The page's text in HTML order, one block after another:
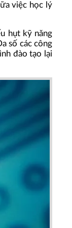
việc học lý
hụt kỹ năng
số các công
đào tạo lại